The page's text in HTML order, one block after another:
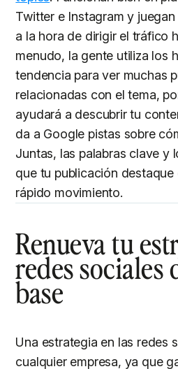
Twitter e Instagram y
a la hora de dirigir el tráfico
menudo, la gente utiliza los
tendencia para ver muchas
relacionadas con el tema,
ayudará a descubrir tu
da a Google pistas sobre
Juntas, las palabras clave y
que tu publicación
rápido movimiento.
Renueva tu
redes sociales
base
Una estrategia en las redes
cualquier empresa, ya que